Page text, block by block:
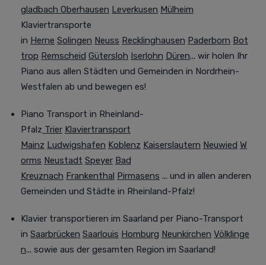
gladbach Oberhausen Leverkusen Mülheim
Klaviertransporte
in Herne Solingen Neuss Recklinghausen Paderborn Bot
trop Remscheid Gütersloh Iserlohn Düren... wir holen Ihr
Piano aus allen Städten und Gemeinden in Nordrhein-
Westfalen ab und bewegen es!
Piano Transport in Rheinland-
Pfalz Trier Klaviertransport
Mainz Ludwigshafen Koblenz Kaiserslautern Neuwied W
orms Neustadt Speyer Bad
Kreuznach Frankenthal Pirmasens ... und in allen anderen
Gemeinden und Städte in Rheinland-Pfalz!
Klavier transportieren im Saarland per Piano-Transport
in Saarbrücken Saarlouis Homburg Neunkirchen Völklinge
n... sowie aus der gesamten Region im Saarland!